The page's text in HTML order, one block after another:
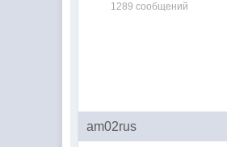
1289 сообщений
am02rus